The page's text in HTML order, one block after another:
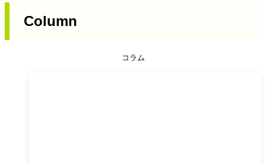
Column
コラム